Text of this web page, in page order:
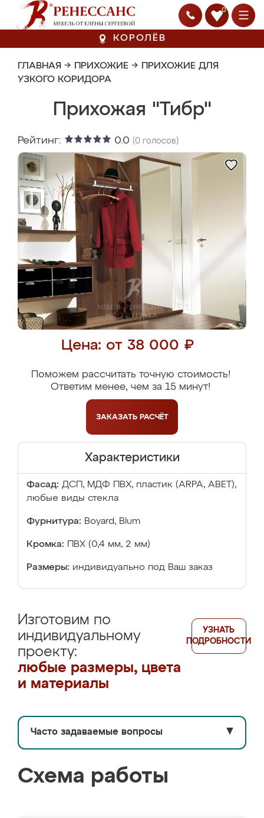
0
КОРОЛЁВ
ГЛАВНАЯ → ПРИХОЖИЕ → ПРИХОЖИЕ ДЛЯ
УЗКОГО КОРИДОРА
Прихожая "Тибр"
Рейтинг: 0.0 (0 голосов)
Цена: от 38 000 ₽
Поможем рассчитать точную стоимость!
Ответим менее, чем за 15 минут!
ЗАКАЗАТЬ РАСЧЁТ
Характеристики
Фасад: ДСП, МДФ ПВХ, пластик (ARPA, ABET),
любые виды стекла
Фурнитура: Boyard, Blum
Кромка: ПВХ (0,4 мм, 2 мм)
Размеры: индивидуально под Ваш заказ
Изготовим по
индивидуальному
проекту:
любые размеры, цвета
и материалы
УЗНАТЬ
ПОДРОБНОСТИ
Часто задаваемые вопросы ▼
Схема работы